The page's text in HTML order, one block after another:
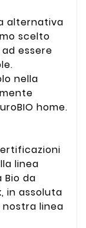
alternativa
scelto
essere
nella
home.
linea
da
in assoluta
linea